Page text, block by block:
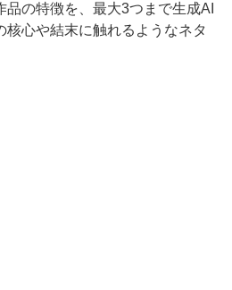
の特徴を、最大3つまで生成AI
核心や結末に触れるようなネタ